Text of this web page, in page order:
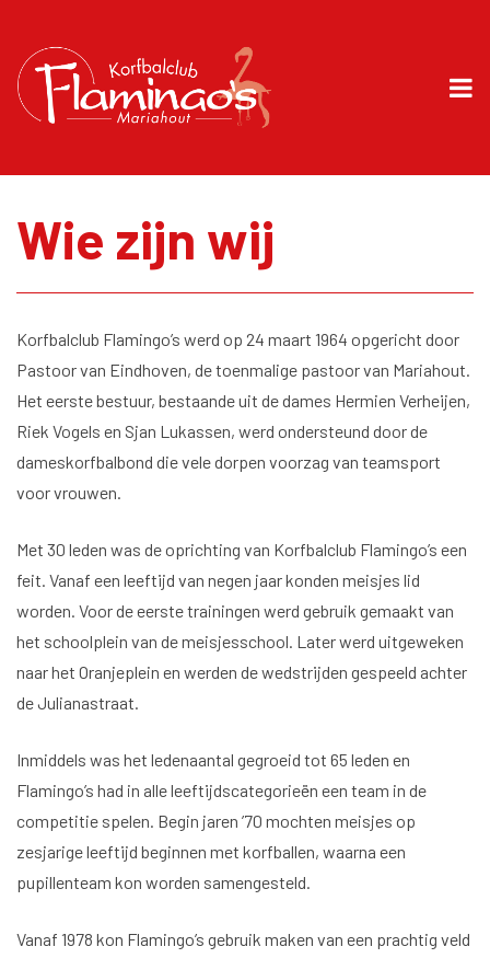
Wie zijn wij
Korfbalclub Flamingo’s werd op 24 maart 1964 opgericht door
Pastoor van Eindhoven, de toenmalige pastoor van Mariahout.
Het eerste bestuur, bestaande uit de dames Hermien Verheijen,
Riek Vogels en Sjan Lukassen, werd ondersteund door de
dameskorfbalbond die vele dorpen voorzag van teamsport
voor vrouwen.
Met 30 leden was de oprichting van Korfbalclub Flamingo’s een
feit. Vanaf een leeftijd van negen jaar konden meisjes lid
worden. Voor de eerste trainingen werd gebruik gemaakt van
het schoolplein van de meisjesschool. Later werd uitgeweken
naar het Oranjeplein en werden de wedstrijden gespeeld achter
de Julianastraat.
Inmiddels was het ledenaantal gegroeid tot 65 leden en
Flamingo’s had in alle leeftijdscategorieën een team in de
competitie spelen. Begin jaren ’70 mochten meisjes op
zesjarige leeftijd beginnen met korfballen, waarna een
pupillenteam kon worden samengesteld.
Vanaf 1978 kon Flamingo’s gebruik maken van een prachtig veld